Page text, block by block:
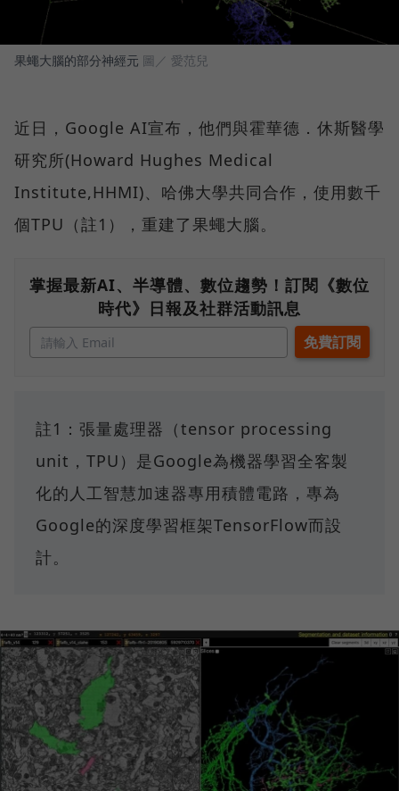
果蠅大腦的部分神經元 圖／ 愛范兒
近日，Google AI宣布，他們與霍華德．休斯醫學
研究所(Howard Hughes Medical
Institute,HHMI)、哈佛大學共同合作，使用數千
個TPU（註1），重建了果蠅大腦。
掌握最新AI、半導體、數位趨勢！訂閱《數位
時代》日報及社群活動訊息
註1：張量處理器（tensor processing
unit，TPU）是Google為機器學習全客製
化的人工智慧加速器專用積體電路，專為
Google的深度學習框架TensorFlow而設
計。